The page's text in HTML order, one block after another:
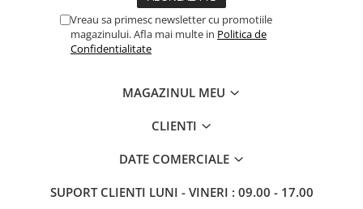
Vreau sa primesc newsletter cu promotiile
magazinului. Afla mai multe in Politica de
Confidentialitate
MAGAZINUL MEU
CLIENTI
DATE COMERCIALE
SUPORT CLIENTI LUNI - VINERI : 09.00 - 17.00